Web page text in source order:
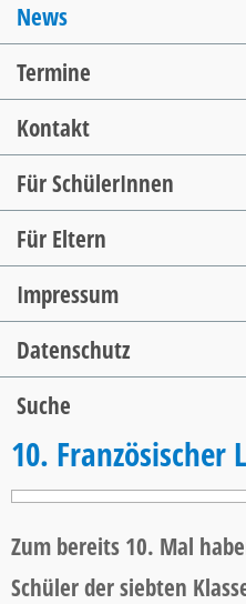
News
Termine
Kontakt
Für SchülerInnen
Für Eltern
Impressum
Datenschutz
Suche
10. Französischer
Zum bereits 10. Mal
Schüler der siebten